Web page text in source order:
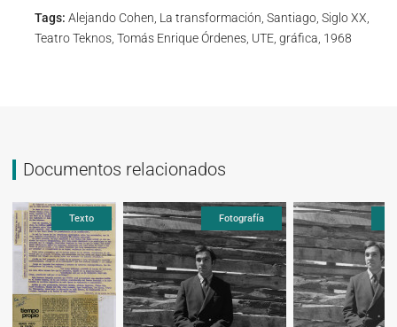
Tags: Alejando Cohen, La transformación, Santiago, Siglo XX,
Teatro Teknos, Tomás Enrique Órdenes, UTE, gráfica, 1968
Documentos relacionados
Texto Fotografía